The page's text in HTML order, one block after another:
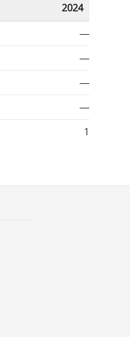
2024
—
—
—
—
1